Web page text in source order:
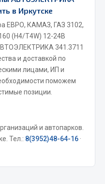
в Иркутске
ЕВРО, КАМАЗ, ГАЗ 3102,
(Н4/Т4W) 12-24В
341.3711
и доставкой по
лицами, ИП и
поможем
позиции.
и автопарков.
Тел.: 8(3952)48-64-16 ·